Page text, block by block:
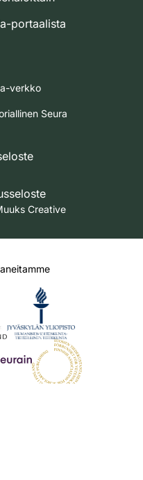
portaalista
verkko
Seura
Creative